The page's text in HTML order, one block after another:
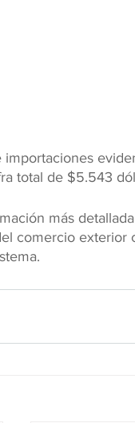
importaciones
total de $5.543
más
comercio exterior